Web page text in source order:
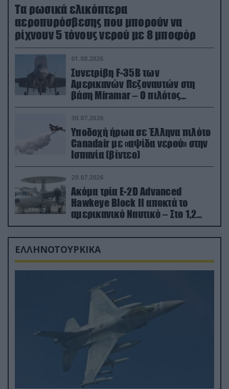
Τα ρωσικά ελικόπτερα
αεροπυρόσβεσης που μπορούν να
ρίχνουν 5 τόνους νερού με 8 μποφόρ
01.08.2026
Συνετρίβη F-35B των
Αμερικανών Πεζοναυτών στη
βάση Miramar – Ο πιλότος
εκτινάχθηκε εγκαίρως
30.07.2026
Υποδοχή ήρωα σε Έλληνα πιλότο
Canadair με «αψίδα νερού» στην
Ισπανία (βίντεο)
29.07.2026
Ακόμα τρία E-2D Advanced
Hawkeye Block II αποκτά το
αμερικανικό Ναυτικό – Στο 1,2
δισ.δολάρια το κόστος
ΕΛΛΗΝΟΤΟΥΡΚΙΚΑ